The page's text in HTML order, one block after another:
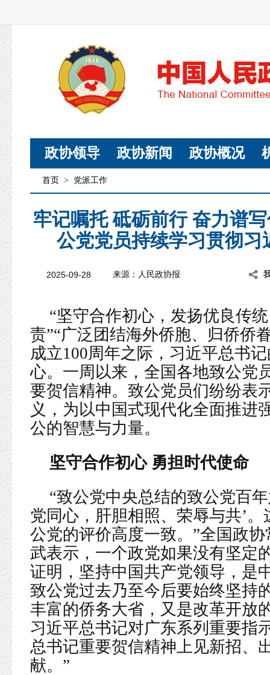
政协领导 政协新闻 政协概况
首页 > 党派工作
牢记嘱托 砥砺前行 奋力谱
公党党员持续学习贯彻
2025-09-28 来源：人民政协报
“坚守合作初心，发扬优良传
责”“广泛团结海外侨胞、归侨
成立100周年之际，习近平总书
心。一周以来，全国各地致公党
要贺信精神。致公党员们纷纷表
义，为以中国式现代化全面推进
公的智慧与力量。
坚守合作初心 勇担时代使命
“致公党中央总结的致公党百
党同心，肝胆相照、荣辱与共’
公党的评价高度一致。”全国政
武表示，一个政党如果没有坚定
证明，坚持中国共产党领导，是
致公党过去乃至今后要始终坚持
丰富的侨务大省，又是改革开放
习近平总书记对广东系列重要指
总书记重要贺信精神上见新招、
献。”